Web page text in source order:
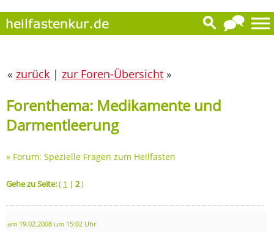
« zurück | zur Foren-Übersicht »
Forenthema: Medikamente und
Darmentleerung
» Forum: Spezielle Fragen zum Heilfasten
Gehe zu Seite:( 1 | 2)
am 19.02.2008 um 15:02 Uhr